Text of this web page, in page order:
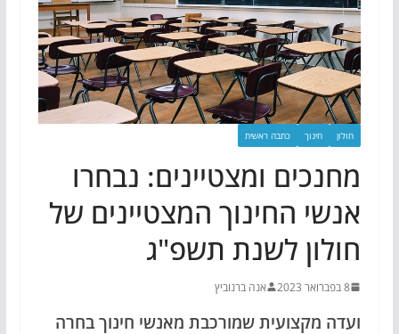
חולון חינוך כתבה ראשית
מחנכים ומצטיינים: נבחרו
אנשי החינוך המצטיינים של
חולון לשנת תשפ"ג
8 בפברואר 2023 אנה ברנוביץ
ועדה מקצועית שמורכבת מאנשי חינוך בחרה